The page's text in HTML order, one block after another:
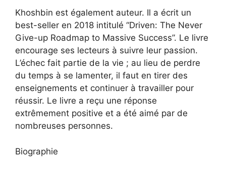
Khoshbin est également auteur. Il a écrit un
best-seller en 2018 intitulé “Driven: The Never
Give-up Roadmap to Massive Success”. Le livre
encourage ses lecteurs à suivre leur passion.
L’échec fait partie de la vie ; au lieu de perdre
du temps à se lamenter, il faut en tirer des
enseignements et continuer à travailler pour
réussir. Le livre a reçu une réponse
extrêmement positive et a été aimé par de
nombreuses personnes.
Biographie